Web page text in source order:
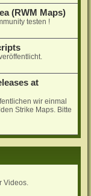
(RWM Maps)
testen !
at
wir einmal
Strike Maps. Bitte
Videos.